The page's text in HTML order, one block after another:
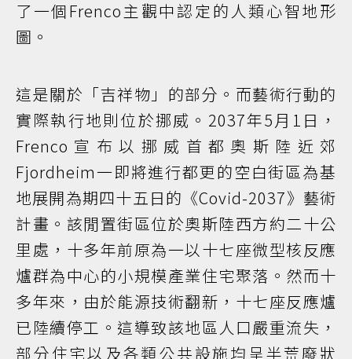
了一個Frenco主觀中認定的人類心智地形
圖。
這是關於「吉祥物」的部分。而藝術行動的
實際執行地則位於挪威。2037年5月1日，
Frenco宣布以挪威首都奧斯陸近郊
Fjordheim一即將進行都更的空白街區為基
地展開為期四十五日的《Covid-2037》藝術
計畫。該閒置街區位於奧斯陸西方約二十公
里處，十多年前原為一以十七座微型核反應
爐群為中心的小規模產業住宅聚落。然而十
多年來，由於能源技術翻新，十七座反應爐
已陸續停工。這導致該地區人口嚴重流失，
部分住宅以及各類公共設施均呈半荒廢狀